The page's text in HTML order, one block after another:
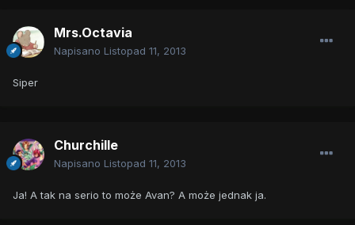
Mrs.Octavia
Napisano Listopad 11, 2013
Siper
Churchille
Napisano Listopad 11, 2013
Ja! A tak na serio to może Avan? A może jednak ja.